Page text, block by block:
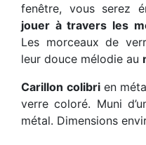
fenêtre, vous serez
jouer à travers les
Les morceaux de
leur douce mélodie au
Carillon colibri en
verre coloré. Muni
métal. Dimensions